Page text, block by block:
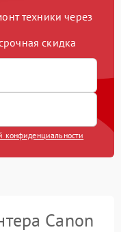
техники через
скидка
конфиденциальности
Canon